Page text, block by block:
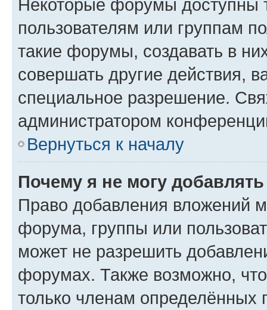
Некоторые форумы доступны
пользователям или группам
такие форумы, создавать в
совершать другие действия,
специальное разрешение.
администратором
Вернуться к началу
Почему я не могу
Право добавления вложений
форума, группы или
может не разрешить
форумах. Также возможно,
только членам определённых